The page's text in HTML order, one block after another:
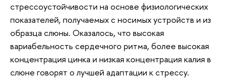
стрессоустойчивости на основе физиологических
показателей, получаемых с носимых устройств и из
образца слюны. Оказалось, что высокая
вариабельность сердечного ритма, более высокая
концентрация цинка и низкая концентрация калия в
слюне говорят о лучшей адаптации к стрессу.